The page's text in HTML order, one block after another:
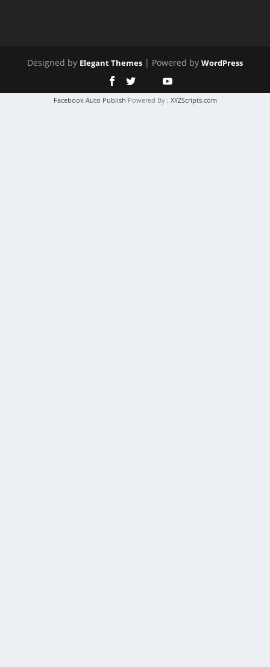
Designed by Elegant Themes | Powered by WordPress
Facebook Auto Publish Powered By : XYZScripts.com